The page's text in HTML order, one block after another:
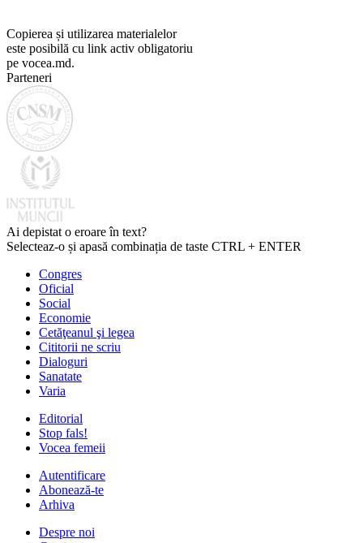
Copierea și utilizarea materialelor
este posibilă cu link activ obligatoriu
pe vocea.md.
Parteneri
Ai depistat o eroare în text?
Selecteaz-o și apasă combinația de taste CTRL + ENTER
Congres
Oficial
Social
Economie
Cetăţeanul şi legea
Cititorii ne scriu
Dialoguri
Sanatate
Varia
Editorial
Stop fals!
Vocea femeii
Autentificare
Abonează-te
Arhiva
Despre noi